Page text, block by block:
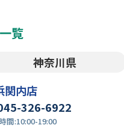
覧
神奈川県
関内店
326-6922
間:10:00-19:00